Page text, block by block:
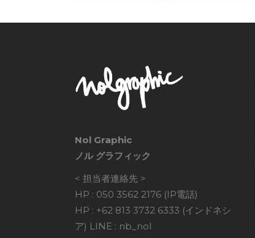
Nol Graphic
ノル グラフィック
< 担当者連絡先 >
HP : 050 3562 2176 (IP電話)
HP : +62 813 3732 6333 (インドネシ
ア) LINE : nb_nol